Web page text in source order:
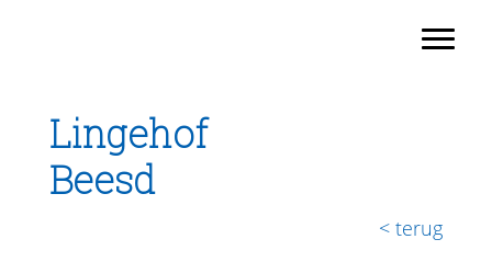
inhoud
Lingehof
Beesd
< terug